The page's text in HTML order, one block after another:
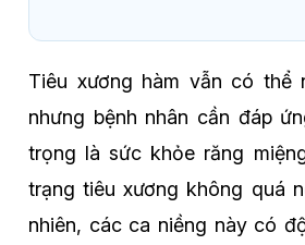
Tiêu xương hàm vẫn có thể
nhưng bệnh nhân cần đáp
trọng là sức khỏe răng
trạng tiêu xương không quá
nhiên, các ca niềng này có